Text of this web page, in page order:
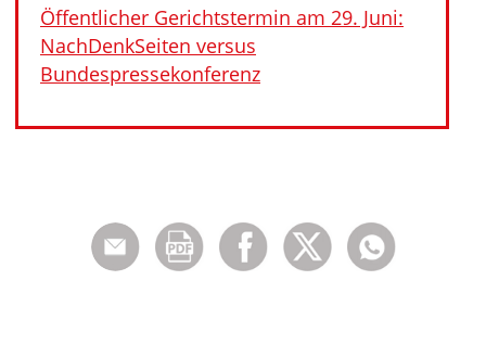
Öffentlicher Gerichtstermin am 29. Juni:
NachDenkSeiten versus
Bundespressekonferenz